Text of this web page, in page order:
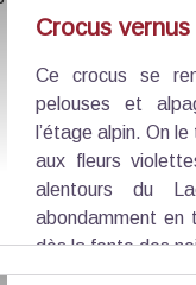
écran
Crocus vernus
Ce crocus se
pelouses et
l’étage alpin. On
aux fleurs
alentours du
abondamment en
dès la fonte des